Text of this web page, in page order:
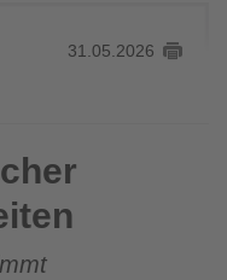
31.05.2026